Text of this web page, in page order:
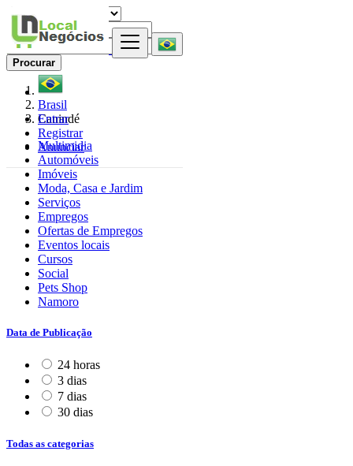
Entrar
Registrar
Anunciar
Procurar
Brasil
Canindé
Multimidia
Automóveis
Imóveis
Moda, Casa e Jardim
Serviços
Empregos
Ofertas de Empregos
Eventos locais
Cursos
Social
Pets Shop
Namoro
Data de Publicação
24 horas
3 dias
7 dias
30 dias
Todas as categorias